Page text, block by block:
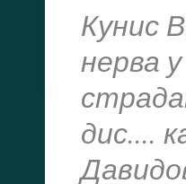
Кунис
нерва
дис....